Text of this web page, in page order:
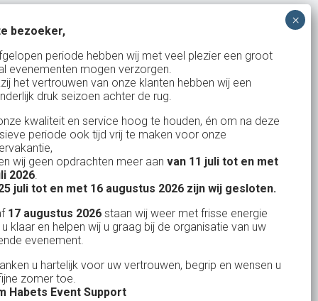
Bank: NL15ABNA0561810710
KvK: 17167131
BTW: NL.1678.53.296.B01
Uw partner in:
Evenementen verhuur
Feestverhuur
Licht- en Geluidverhuur
Horeca verhuur
Partyverhuur
bezoeker,
periode hebben wij met veel plezier een groot
evenementen mogen verzorgen.
het vertrouwen van onze klanten hebben wij een
druk seizoen achter de rug.
kwaliteit en service hoog te houden, én om na deze
periode ook tijd vrij te maken voor onze
wij geen opdrachten meer aan van 11 juli tot en met
2026.
juli tot en met 16 augustus 2026 zijn wij gesloten.
17 augustus 2026 staan wij weer met frisse energie
klaar en helpen wij u graag bij de organisatie van uw
evenement.
u hartelijk voor uw vertrouwen, begrip en wensen u
zomer toe.
Habets Event Support